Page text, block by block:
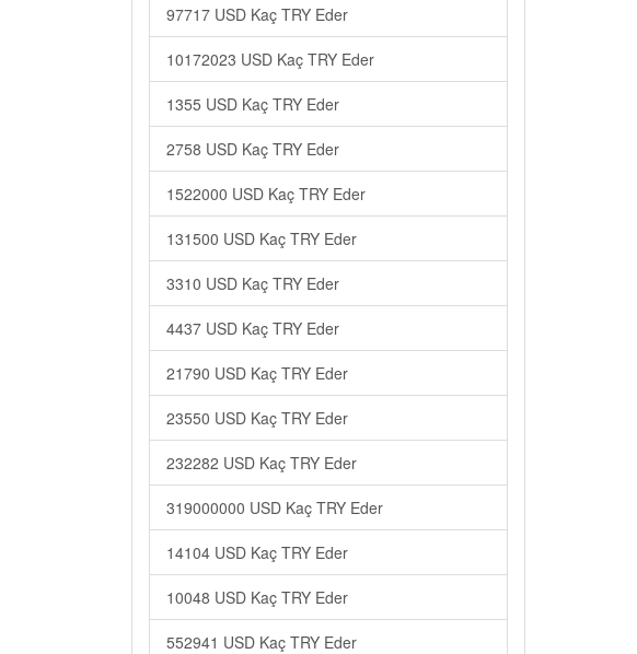
97717 USD Kaç TRY Eder
10172023 USD Kaç TRY Eder
1355 USD Kaç TRY Eder
2758 USD Kaç TRY Eder
1522000 USD Kaç TRY Eder
131500 USD Kaç TRY Eder
3310 USD Kaç TRY Eder
4437 USD Kaç TRY Eder
21790 USD Kaç TRY Eder
23550 USD Kaç TRY Eder
232282 USD Kaç TRY Eder
319000000 USD Kaç TRY Eder
14104 USD Kaç TRY Eder
10048 USD Kaç TRY Eder
552941 USD Kaç TRY Eder